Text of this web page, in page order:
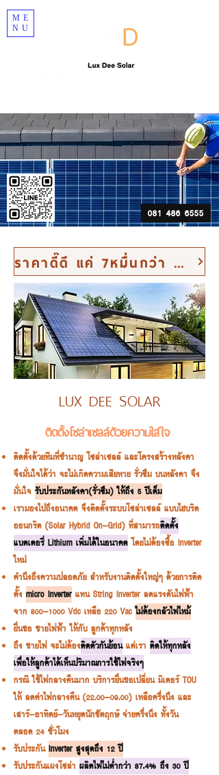
081 486 6555
ME
NU
ราคาดี๊ดี แค่ 7หมื่นกว่า กดรับส่วนลด
LUX DEE SOLAR
ติดตั้งโซล่าเซลล์ด้วยความใส่ใจ
ติดตั้งด้วยทีมที่ชำนาญ โซล่าเซลล์ และโครงสร้างหลังคา
จึงมั่นใจได้ว่า จะไม่เกิดความเสียหาย รั่วซึม บนหลังคา จึง
มั่นใจ รับประกันหลังคา(รั่วซึม) ให้ถึง 5 ปีเต็ม
เรามองไปถึงอนาคต จึงติดตั้งระบบโซล่าเซลล์ แบบไฮบริด
ออนกริด (Solar Hybrid On-Grid) ที่สามารถติดตั้ง
แบตเตอรี่ Lithium เพิ่มได้ในอนาคตโดยไม่ต้องซื้อ Inverter
ใหม่
คำนึงถึงความปลอดภัย สำหรับงานติดตั้งใหญ่ๆ ด้วยการติด
ตั้ง micro Inverter แทน String Inverter ลดแรงดันไฟฟ้า
จาก 800-1000Vdc เหลือ 220 Vacไม่ต้องกลัวไฟไหม้
ยื่นขอ ขายไฟฟ้า ให้กับ ลูกค้าทุกหลัง
ถึง ขายไฟ จะไม่ต้องติดตัวกันย้อนแต่เรา ติดให้ทุกหลัง
เพื่อให้ลูกค้าได้เห็นปริมาณการใช้ไฟจริงๆ
กรณี ใช้ไฟกลางคืนมาก บริการยื่นขอเปลี่ยน มิเตอร์ TOU
ให้ ลดค่าไฟกลางคืน(22.00-09.00) เหลือครึ่งนึง และ
เสาร์-อาทิตย์-วันหยุดนักขัตฤกษ์ จ่ายครึ่งนึง ทั้งวัน
ตลอด 24 ชั่วโมง
รับประกันInverter สูงสุดถึง 12 ปี
รับประกันแผงโซล่า ผลิตไฟไม่ต่ำกว่า 87.4% ถึง 30 ปี